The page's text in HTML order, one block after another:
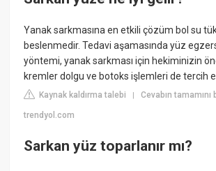
Yanak sarkmasına en etkili çözüm bol su
beslenmedir. Tedavi aşamasında yüz
yöntemi, yanak sarkması için hekiminizin
kremler dolgu ve botoks işlemleri de tercih
Kaynak kaldırma talebi |Cevabın
trendyol.com
Sarkan yüz toparlanır mı?